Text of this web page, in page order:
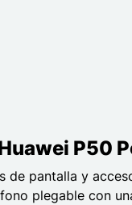
P50
de pantalla y
plegable con